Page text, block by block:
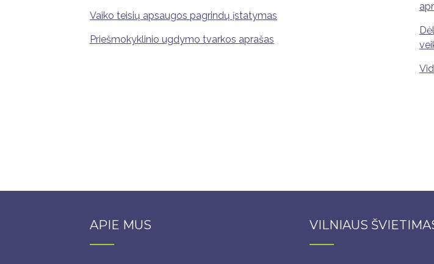
Vaiko teisių apsaugos pagrindų įstatymas
Priešmokyklinio ugdymo tvarkos aprašas
APIE MUS VILNIAUS